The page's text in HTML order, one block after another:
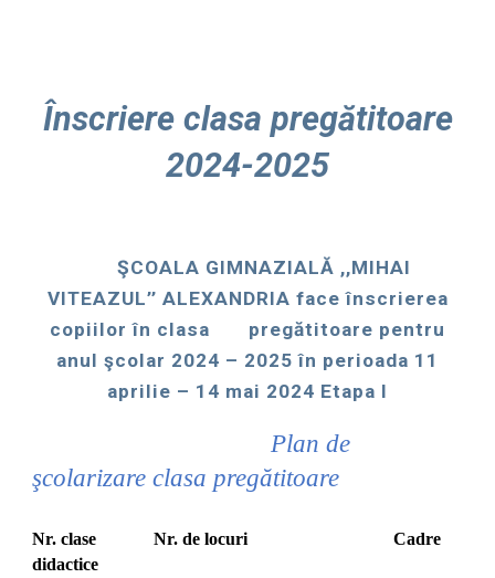
Înscriere clasa pregătitoare
2024-2025
ŞCOALA GIMNAZIALĂ ,,MIHAI
VITEAZUL’’ ALEXANDRIA face înscrierea
copiilor în clasa pregătitoare pentru
anul şcolar 2024 – 2025 în perioada 11
aprilie – 14 mai 2024 Etapa I
Plan de
şcolarizare clasa pregătitoare
Nr. clase Nr. de locuri Cadre
didactice